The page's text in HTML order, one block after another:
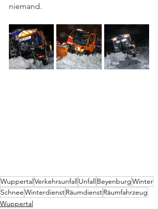
niemand.
Wuppertal Verkehrsunfall Unfall BeyenburgWinter
SchneeWinterdienstRäumdienstRäumfahrzeug
Wuppertal